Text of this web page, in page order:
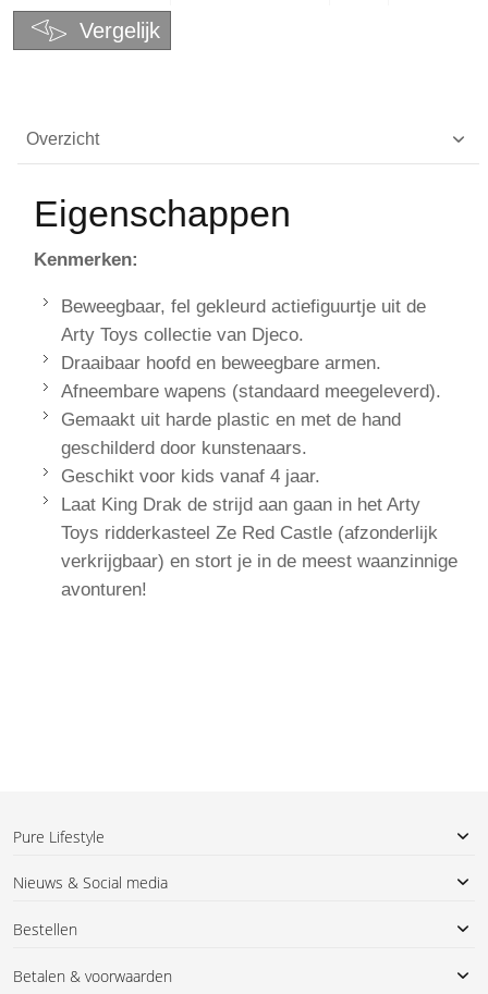
Vergelijk
Overzicht
Eigenschappen
Kenmerken:
Beweegbaar, fel gekleurd actiefiguurtje uit de
Arty Toys collectie van Djeco.
Draaibaar hoofd en beweegbare armen.
Afneembare wapens (standaard meegeleverd).
Gemaakt uit harde plastic en met de hand
geschilderd door kunstenaars.
Geschikt voor kids vanaf 4 jaar.
Laat King Drak de strijd aan gaan in het Arty
Toys ridderkasteel Ze Red Castle (afzonderlijk
verkrijgbaar) en stort je in de meest waanzinnige
avonturen!
Pure Lifestyle
Nieuws & Social media
Bestellen
Betalen & voorwaarden